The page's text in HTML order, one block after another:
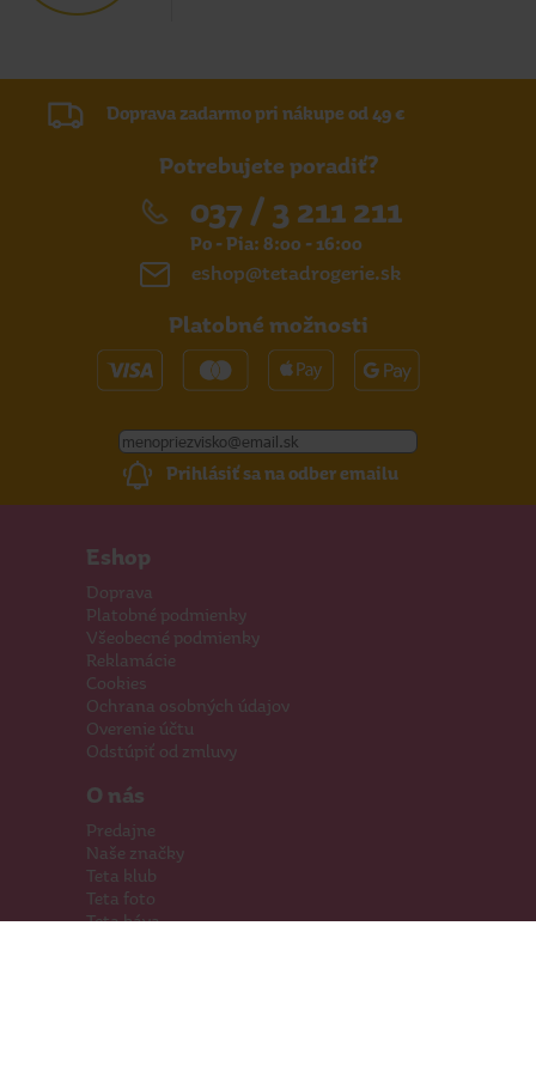
Doprava zadarmo pri nákupe od 49 €
Potrebujete poradiť?
037 / 3 211 211
Po - Pia: 8:00 - 16:00
eshop@tetadrogerie.sk
Platobné možnosti
Prihlásiť sa na odber emailu
Eshop
Doprava
Platobné podmienky
Všeobecné podmienky
Reklamácie
Cookies
Ochrana osobných údajov
Overenie účtu
Odstúpiť od zmluvy
O nás
Predajne
Naše značky
Teta klub
Teta foto
Teta káva